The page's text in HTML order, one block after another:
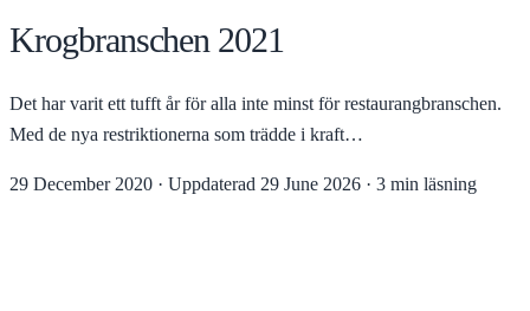
Krogbranschen 2021
Det har varit ett tufft år för alla inte minst för restaurangbranschen.
Med de nya restriktionerna som trädde i kraft…
29 December 2020 · Uppdaterad 29 June 2026 · 3 min läsning